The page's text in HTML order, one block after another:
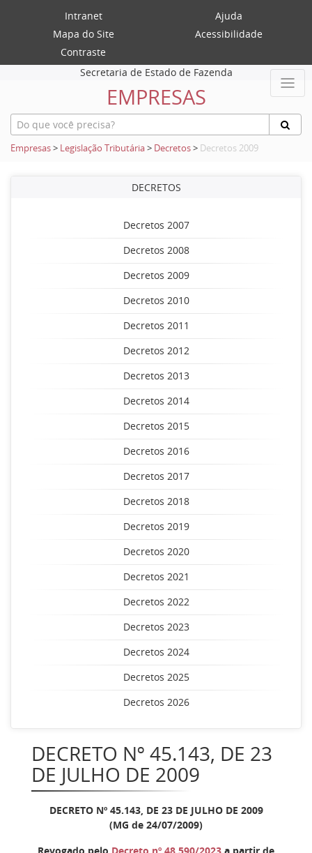
Intranet
Ajuda
Mapa do Site
Acessibilidade
Contraste
Secretaria de Estado de Fazenda
EMPRESAS
Empresas> Legislação Tributária> Decretos> Decretos 2009
DECRETOS
Decretos 2007
Decretos 2008
Decretos 2009
Decretos 2010
Decretos 2011
Decretos 2012
Decretos 2013
Decretos 2014
Decretos 2015
Decretos 2016
Decretos 2017
Decretos 2018
Decretos 2019
Decretos 2020
Decretos 2021
Decretos 2022
Decretos 2023
Decretos 2024
Decretos 2025
Decretos 2026
DECRETO Nº 45.143, DE 23
DE JULHO DE 2009
DECRETO Nº 45.143, DE 23 DE JULHO DE 2009
(MG de 24/07/2009)